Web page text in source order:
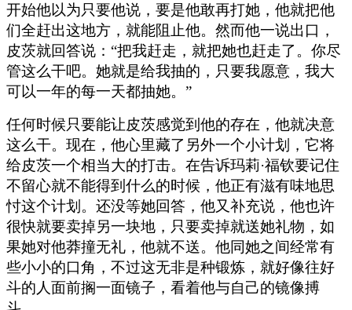
开始他以为只要他说，要是他敢再打她，他就把他
们全赶出这地方，就能阻止他。然而他一说出口，
皮茨就回答说：“把我赶走，就把她也赶走了。你尽
管这么干吧。她就是给我抽的，只要我愿意，我大
可以一年的每一天都抽她。”
任何时候只要能让皮茨感觉到他的存在，他就决意
这么干。现在，他心里藏了另外一个小计划，它将
给皮茨一个相当大的打击。在告诉玛莉·福钦要记住
不留心就不能得到什么的时候，他正有滋有味地思
忖这个计划。还没等她回答，他又补充说，他也许
很快就要卖掉另一块地，只要卖掉就送她礼物，如
果她对他莽撞无礼，他就不送。他同她之间经常有
些小小的口角，不过这无非是种锻炼，就好像往好
斗的人面前搁一面镜子，看着他与自己的镜像搏